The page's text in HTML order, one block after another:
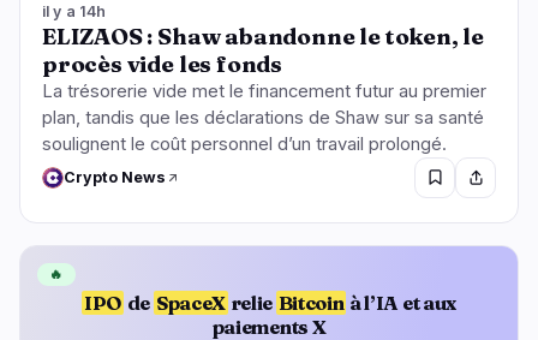
il y a 14h
ELIZAOS : Shaw abandonne le token, le
procès vide les fonds
La trésorerie vide met le financement futur au premier
plan, tandis que les déclarations de Shaw sur sa santé
soulignent le coût personnel d’un travail prolongé.
Crypto News
IPO de SpaceX relie Bitcoin à l’IA et aux
paiements X
🔥